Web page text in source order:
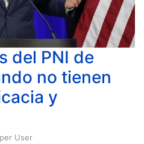
del PNI de
no tienen
y
User